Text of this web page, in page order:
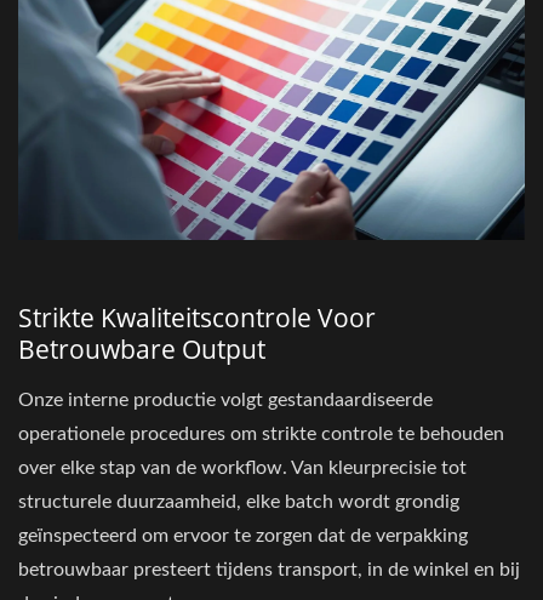
Strikte Kwaliteitscontrole Voor
Betrouwbare Output
Onze interne productie volgt gestandaardiseerde
operationele procedures om strikte controle te behouden
over elke stap van de workflow. Van kleurprecisie tot
structurele duurzaamheid, elke batch wordt grondig
geïnspecteerd om ervoor te zorgen dat de verpakking
betrouwbaar presteert tijdens transport, in de winkel en bij